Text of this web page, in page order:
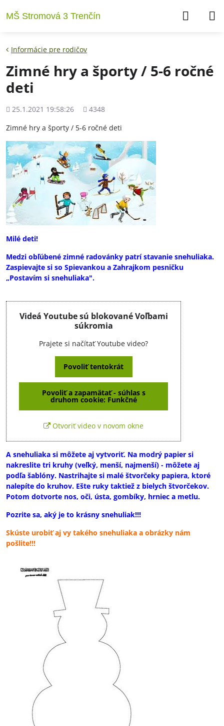
MŠ Stromová 3 Trenčín
Informácie pre rodičov
Zimné hry a športy / 5-6 ročné
deti
Pridané
25.1.2021 19:58:26
Počet
4348
Zimné hry a športy / 5-6 ročné deti
Milé deti!
Medzi obľúbené zimné radovánky patrí stavanie snehuliaka.
Zaspievajte si so Spievankou a Zahrajkom pesničku
„Postavím si snehuliaka".
Videá Youtube sú blokované Voľbami
súkromia
Prajete si načítať Youtube video?
Povoliť tentokrát
Povoliť a zapamätať - súhlas s
druhom cookie: Funkčné
Otvoriť video v novom okne
A snehuliaka si môžete aj vytvoriť. Na modrý papier si
nakreslite tri kruhy (veľký, menší, najmenší) - môžete aj
podľa šablóny. Nastrihajte si malé štvorčeky papiera, ktoré
nalepíte do kruhov. Ešte ruky taktiež z bielych štvorčekov.
Potom dotvorte nos, oči, ústa, gombíky, hrniec a metlu.
Pozrite sa, aký je to krásny snehuliak!!!
Skúste urobiť aj vy takého snehuliaka a obrázky nám
pošlite!!!